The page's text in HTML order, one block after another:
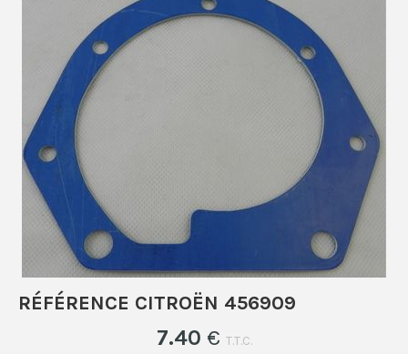
RÉFÉRENCE CITROËN 456909
7.40 € T.T.C.